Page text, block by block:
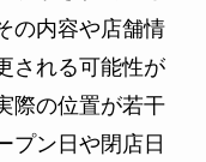
の内容や店舗情
される可能性が
際の位置が若干
プン日や閉店日